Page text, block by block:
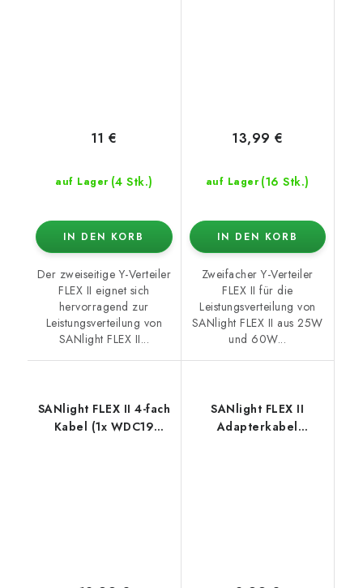
auf Lager (4 Stk.)
11 €
IN DEN KORB
Der zweiseitige Y-Verteiler
FLEX II eignet sich
hervorragend zur
Leistungsverteilung von
SANlight FLEX II...
auf Lager (16 Stk.)
13,99 €
IN DEN KORB
Zweifacher Y-Verteiler
FLEX II für die
Leistungsverteilung von
SANlight FLEX II aus 25W
und 60W...
SANlight FLEX II 4-fach
Kabel (1x WDC19
SANlight FLEX II
Adapterkabel